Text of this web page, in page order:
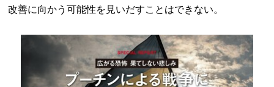
改善に向かう可能性を見いだすことはできない。